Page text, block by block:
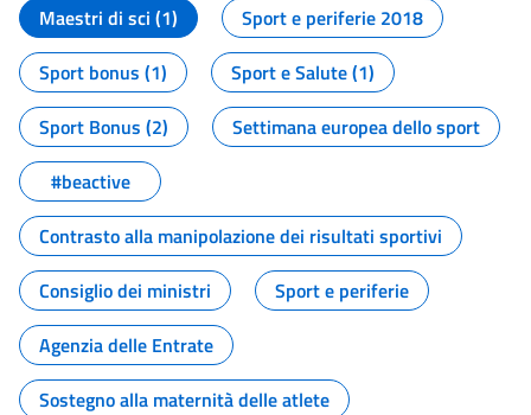
Maestri di sci (1)
Sport e periferie 2018
Sport bonus (1)
Sport e Salute (1)
Sport Bonus (2)
Settimana europea dello sport
#beactive
Contrasto alla manipolazione dei risultati sportivi
Consiglio dei ministri
Sport e periferie
Agenzia delle Entrate
Sostegno alla maternità delle atlete